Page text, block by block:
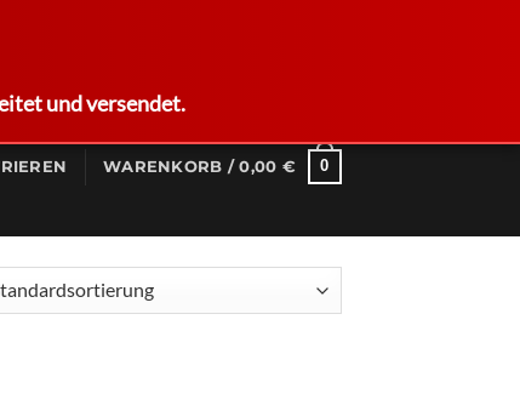
und versendet.
WARENKORB /0,00 € 0